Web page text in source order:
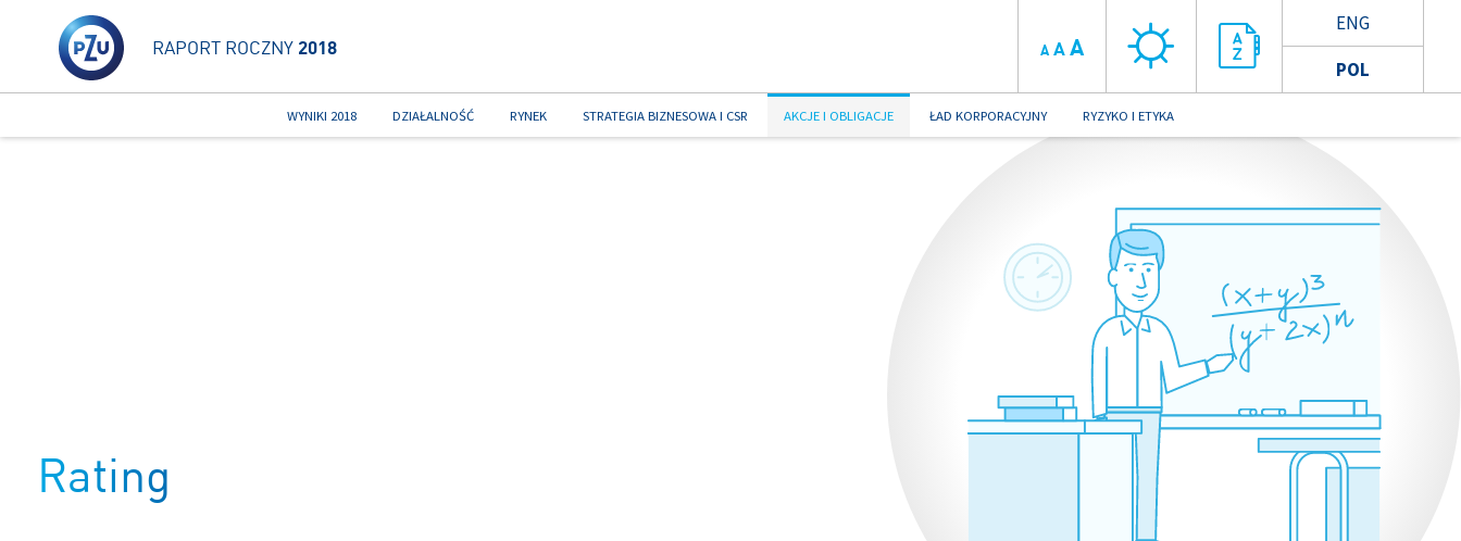
RAPORT ROCZNY 2018
ENG
POL
A A A
WYNIKI 2018 DZIAŁALNOŚĆ RYNEK STRATEGIA BIZNESOWA I CSR AKCJE I OBLIGACJE ŁAD KORPORACYJNY RYZYKO I ETYKA
Rating